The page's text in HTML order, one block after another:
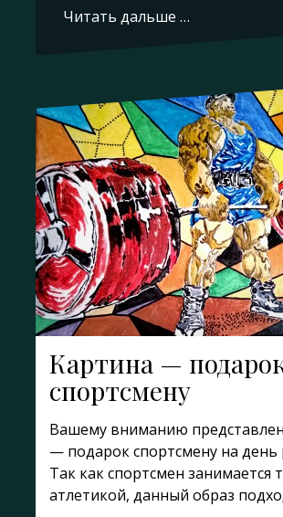
Читать дальше …
Картина —
спортсмену
Вашему вниманию
— подарок спортсмену на день
Так как спортсмен занимается
атлетикой, данный образ